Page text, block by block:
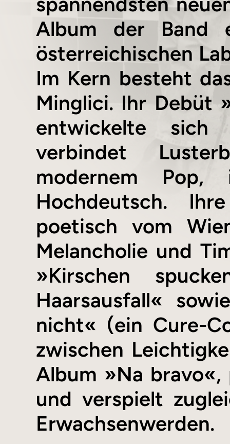
Album der Band
österreichischen
Im Kern besteht
Minglici. Ihr Debüt
entwickelte sich
verbindet
modernem Pop,
Hochdeutsch.
poetisch vom
Melancholie und
»Kirschen
Haarsausfall«
nicht« (ein Cure-
zwischen
Album »Na
und verspielt
Erwachsenwerden.